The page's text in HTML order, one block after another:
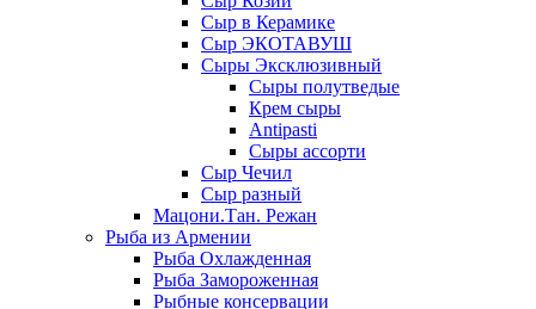
Сыр в Керамике
Сыр ЭКОТАВУШ
Сыры Эксклюзивный
Сыры полутведые
Крем сыры
Antipasti
Сыры ассорти
Сыр Чечил
Сыр разный
Мацони.Тан. Режан
Рыба из Армении
Рыба Охлажденная
Рыба Замороженная
Рыбные консервации